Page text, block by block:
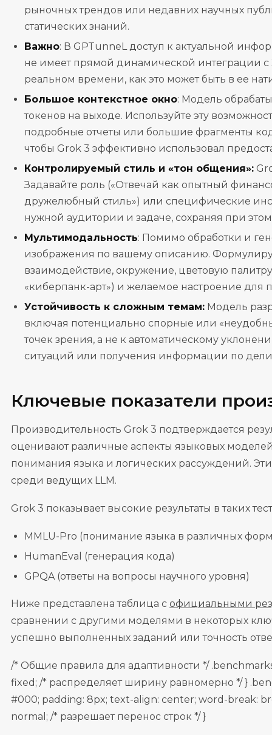
рыночных трендов или недавних научных
статических знаний.
Важно: В GPTunneL доступ к актуальной
не имеет прямой динамической интеграции
реальном времени, как это может быть в ее
Большое контекстное окно: Модель
токенов на выходе. Используйте эту
подробные отчеты или большие фрагменты
чтобы Grok 3 эффективно использовал
Контролируемый стиль и «тон общения»:
Задавайте роль («Отвечай как опытный
дружелюбный стиль») или специфические
нужной аудитории и задаче, сохраняя при
Мультимодальность: Помимо обработки и
изображения по вашему описанию.
взаимодействие, окружение, цветовую
«киберпанк-арт») и желаемое настроение для
Устойчивость к сложным темам: Модель
включая потенциально спорные или
точек зрения, а не к автоматическому
ситуаций или получения информации по
Ключевые показатели
Производительность Grok 3 подтверждается
оценивают различные аспекты языковых
понимания языка и логических рассуждений.
среди ведущих LLM.
Grok 3 показывает высокие результаты в таких
MMLU-Pro (понимание языка в различных
HumanEval (генерация кода)
GPQA (ответы на вопросы научного уровня)
Ниже представлена таблица с официальными
сравнении с другими моделями в некоторых
успешно выполненных заданий или точность
/* Общие правила для адаптивности */
fixed; /* распределяет ширину равномерно */ }
#000; padding: 8px; text-align: center; word-break:
normal; /* разрешает перенос строк */ }